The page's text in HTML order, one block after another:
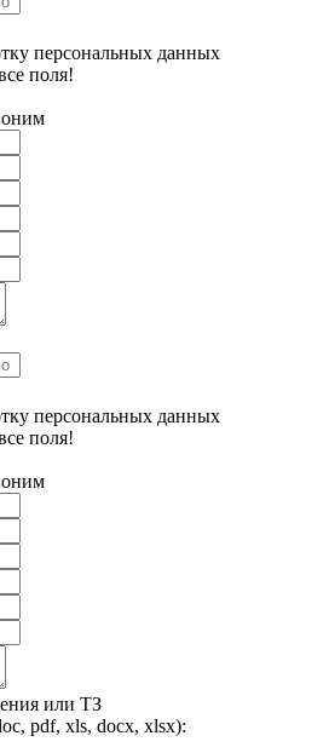
персональных данных
поля!
персональных данных
поля!
или ТЗ
pdf, xls, docx, xlsx):